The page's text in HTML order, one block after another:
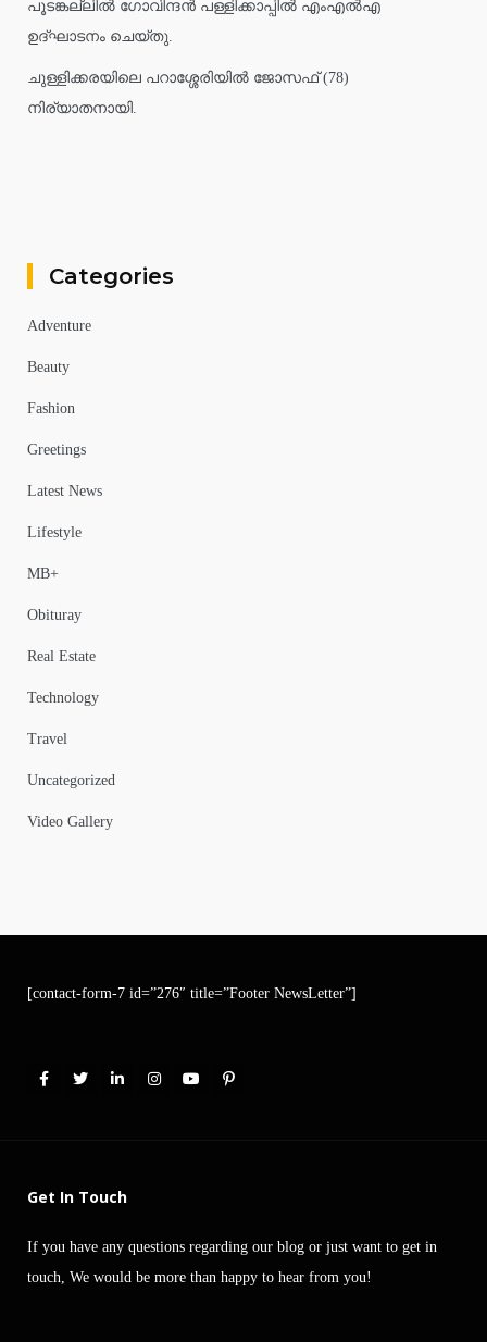
പൂടങ്കല്ലിൽ ഗോവിന്ദൻ പള്ളിക്കാപ്പിൽ എംഎൽഎ
ഉദ്ഘാടനം ചെയ്തു.
ചുള്ളിക്കരയിലെ പറാശ്ശേരിയിൽ ജോസഫ് (78)
നിര്യാതനായി.
Categories
Adventure
Beauty
Fashion
Greetings
Latest News
Lifestyle
MB+
Obituray
Real Estate
Technology
Travel
Uncategorized
Video Gallery
[contact-form-7 id=”276″ title=”Footer NewsLetter”]
Get In Touch
If you have any questions regarding our blog or just want to get in
touch, We would be more than happy to hear from you!